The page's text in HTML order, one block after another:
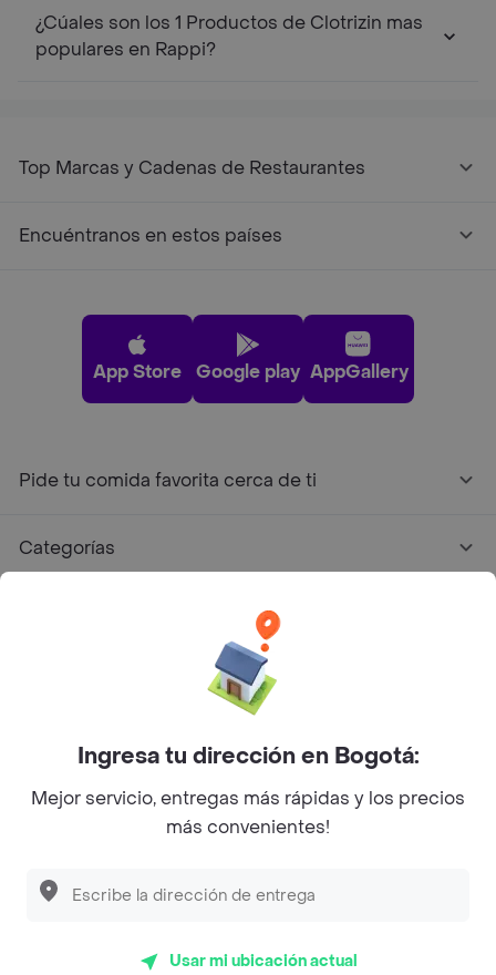
¿Cúales son los 1 Productos de Clotrizin mas
populares en Rappi?
Top Marcas y Cadenas de Restaurantes
Encuéntranos en estos países
App Store Google play AppGallery
Pide tu comida favorita cerca de ti
Categorías
Facebook
Twitter
Instagram
©2026Rappi Inc. All rights reserved.
Ingresa tu dirección en Bogotá:
Mejor servicio, entregas más rápidas y los precios
más convenientes!
Usar mi ubicación actual